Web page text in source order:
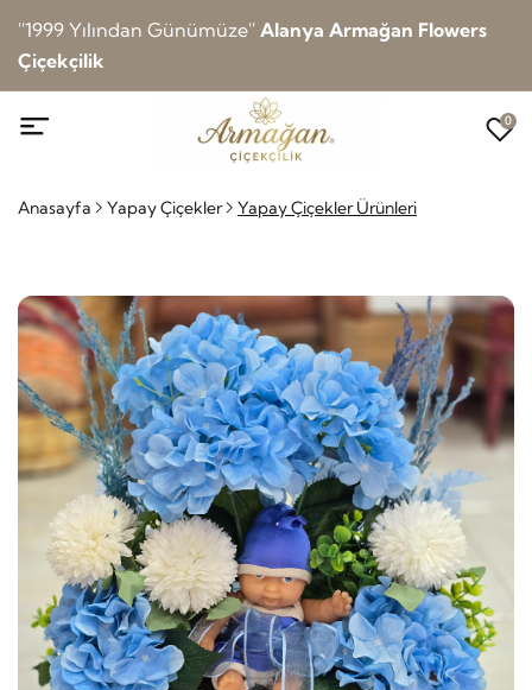
''1999 Yılından Günümüze'' Alanya Armağan Flowers
Çiçekçilik
0
Anasayfa Yapay Çiçekler Yapay Çiçekler Ürünleri